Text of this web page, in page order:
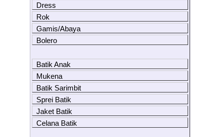
Dress
Rok
Gamis/Abaya
Bolero
Batik Anak
Mukena
Batik Sarimbit
Sprei Batik
Jaket Batik
Celana Batik